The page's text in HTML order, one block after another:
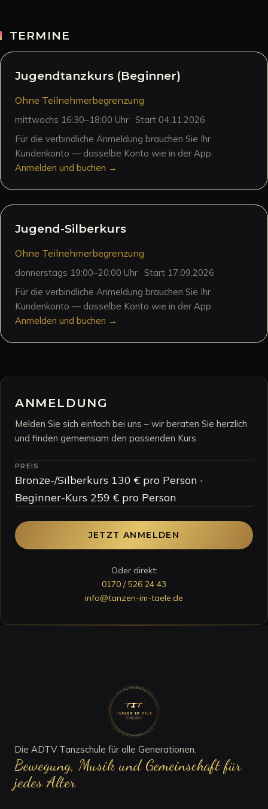
TERMINE
Jugendtanzkurs (Beginner)
Ohne Teilnehmerbegrenzung
mittwochs 16:30–18:00 Uhr · Start 04.11.2026
Für die verbindliche Anmeldung brauchen Sie Ihr
Kundenkonto — dasselbe Konto wie in der App.
Anmelden und buchen →
Jugend-Silberkurs
Ohne Teilnehmerbegrenzung
donnerstags 19:00–20:00 Uhr · Start 17.09.2026
Für die verbindliche Anmeldung brauchen Sie Ihr
Kundenkonto — dasselbe Konto wie in der App.
Anmelden und buchen →
ANMELDUNG
Melden Sie sich einfach bei uns – wir beraten Sie herzlich
und finden gemeinsam den passenden Kurs.
PREIS
Bronze-/Silberkurs 130 € pro Person ·
Beginner-Kurs 259 € pro Person
JETZT ANMELDEN
Oder direkt:
0170 / 526 24 43
info@tanzen-im-taele.de
Die ADTV Tanzschule für alle Generationen.
Bewegung, Musik und Gemeinschaft für
jedes Alter